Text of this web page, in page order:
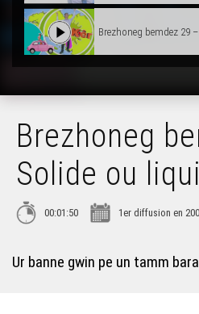
Brezhoneg bemdez 29
Brezhoneg bemdez 31
Brezhoneg bemdez 32
Brezhoneg
Solide ou
00:01:50 1er diffusion en
Ur banne gwin pe un tamm